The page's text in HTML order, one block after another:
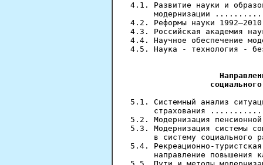
4.1. Развитие науки и
модернизации
4.2. Реформы науки
4.3. Российская академия
4.4. Научное обеспечение
4.5. Наука - технология
5.1. Системный анализ
страхования
5.2. Модернизация
5.3. Модернизация системы
в систему социального
5.4. Рекреационно-
направление повышения